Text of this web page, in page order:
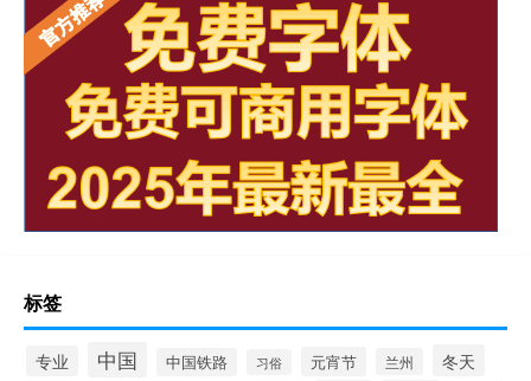
标签
专业 中国 中国铁路 习俗 元宵节 兰州 冬天